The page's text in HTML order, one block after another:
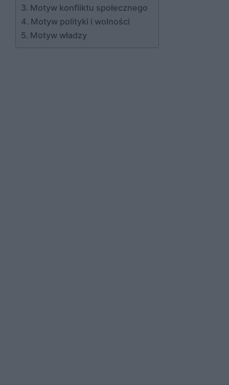
Motyw konfliktu społecznego
Motyw polityki i wolności
Motyw władzy